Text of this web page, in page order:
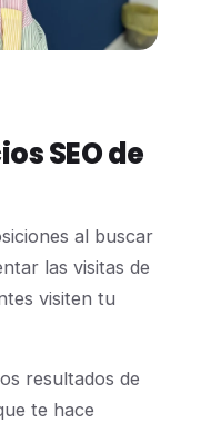
SEO de
al buscar
las visitas de
visiten tu
resultados de
te hace